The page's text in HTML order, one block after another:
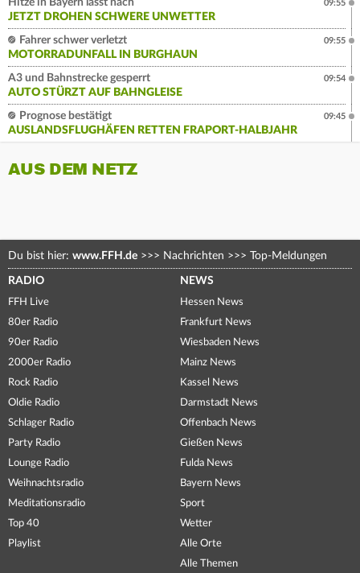
Hitze in Bayern lässt nach
JETZT DROHEN SCHWERE UNWETTER
09:55
Fahrer schwer verletzt
MOTORRADUNFALL IN BURGHAUN
09:55
A3 und Bahnstrecke gesperrt
AUTO STÜRZT AUF BAHNGLEISE
09:54
Prognose bestätigt
AUSLANDSFLUGHÄFEN RETTEN FRAPORT-HALBJAHR
09:45
AUS DEM NETZ
Du bist hier: www.FFH.de >>> Nachrichten >>> Top-Meldungen
RADIO
FFH Live
80er Radio
90er Radio
2000er Radio
Rock Radio
Oldie Radio
Schlager Radio
Party Radio
Lounge Radio
Weihnachtsradio
Meditationsradio
Top 40
Playlist
NEWS
Hessen News
Frankfurt News
Wiesbaden News
Mainz News
Kassel News
Darmstadt News
Offenbach News
Gießen News
Fulda News
Bayern News
Sport
Wetter
Alle Orte
Alle Themen